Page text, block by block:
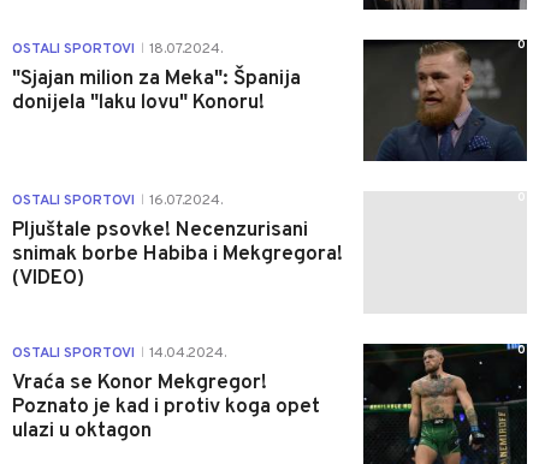
OSTALI SPORTOVI 18.07.2024.
"Sjajan milion za Meka": Španija
donijela "laku lovu" Konoru!
0
OSTALI SPORTOVI 16.07.2024.
Pljuštale psovke! Necenzurisani
snimak borbe Habiba i Mekgregora!
(VIDEO)
0
OSTALI SPORTOVI 14.04.2024.
Vraća se Konor Mekgregor!
Poznato je kad i protiv koga opet
ulazi u oktagon
0